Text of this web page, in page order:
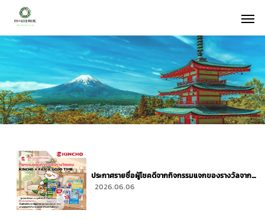
ประกาศรายชื่อผู้โชคดีจากกิจกรรมแจกของรางวัลจาก
KINCHO × FAV A GOOD TIME
2026.06.06